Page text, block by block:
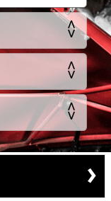
›